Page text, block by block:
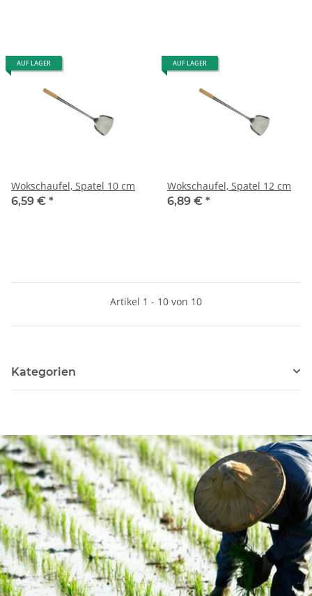
AUF LAGER
Wokschaufel, Spatel 10 cm
6,59 € *
AUF LAGER
Wokschaufel, Spatel 12 cm
6,89 € *
Artikel 1 - 10 von 10
Kategorien